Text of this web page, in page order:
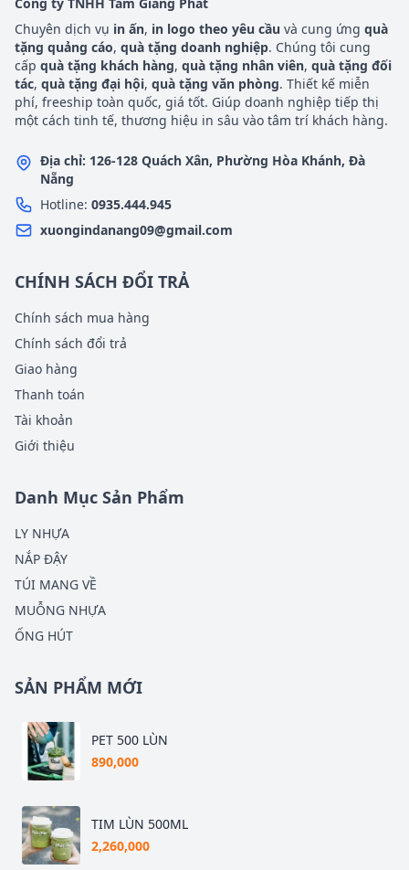
Chuyên dịch vụ in ấn, in logo theo yêu cầu và cung ứng quà
tặng quảng cáo, quà tặng doanh nghiệp. Chúng tôi cung
cấp quà tặng khách hàng, quà tặng nhân viên, quà tặng đối
tác, quà tặng đại hội, quà tặng văn phòng. Thiết kế miễn
phí, freeship toàn quốc, giá tốt. Giúp doanh nghiệp tiếp thị
một cách tinh tế, thương hiệu in sâu vào tâm trí khách hàng.
Địa chỉ: 126-128 Quách Xân, Phường Hòa Khánh, Đà
Nẵng
Hotline: 0935.444.945
xuongindanang09@gmail.com
CHÍNH SÁCH ĐỔI TRẢ
Chính sách mua hàng
Chính sách đổi trả
Giao hàng
Thanh toán
Tài khoản
Giới thiệu
Danh Mục Sản Phẩm
LY NHỰA
NẮP ĐẬY
TÚI MANG VỀ
MUỖNG NHỰA
ỐNG HÚT
SẢN PHẨM MỚI
PET 500 LÙN
890,000
TIM LÙN 500ML
2,260,000